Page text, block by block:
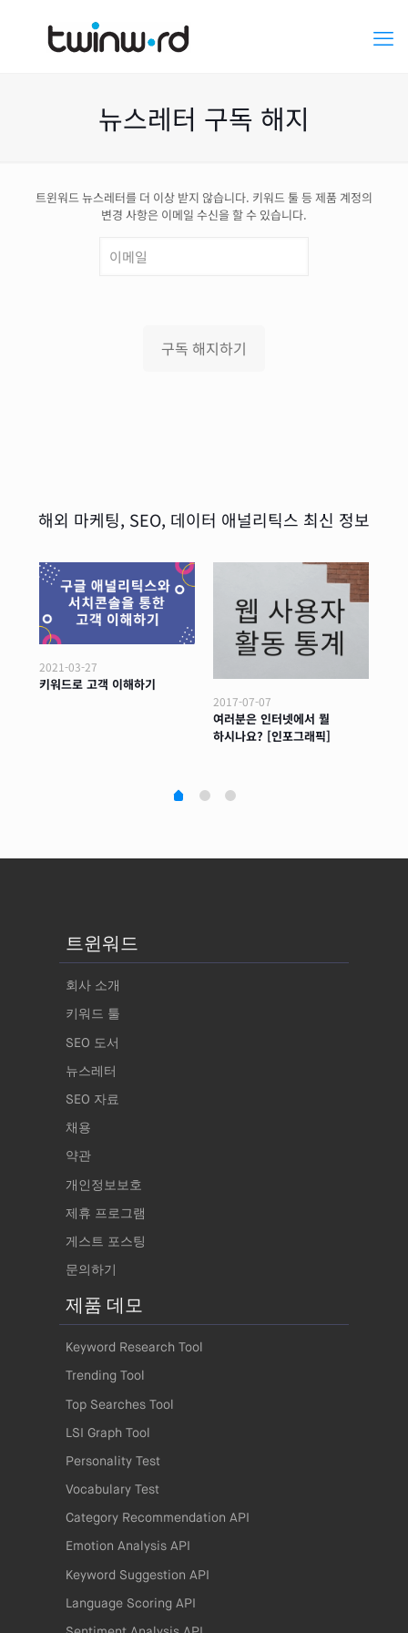
뉴스레터 구독 해지
트윈워드 뉴스레터를 더 이상 받지 않습니다. 키워드 툴 등 제품 계정의
변경 사항은 이메일 수신을 할 수 있습니다.
구독 해지하기
해외 마케팅, SEO, 데이터 애널리틱스 최신 정보
2021-03-27
키워드로 고객 이해하기
2017-07-07
여러분은 인터넷에서 뭘
하시나요? [인포그래픽]
트윈워드
회사 소개
키워드 툴
SEO 도서
뉴스레터
SEO 자료
채용
약관
개인정보보호
제휴 프로그램
게스트 포스팅
문의하기
제품 데모
Keyword Research Tool
Trending Tool
Top Searches Tool
LSI Graph Tool
Personality Test
Vocabulary Test
Category Recommendation API
Emotion Analysis API
Keyword Suggestion API
Language Scoring API